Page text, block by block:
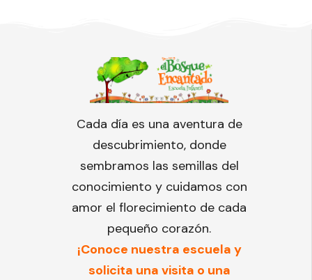
Cada día es una aventura de
descubrimiento, donde
sembramos las semillas del
conocimiento y cuidamos con
amor el florecimiento de cada
pequeño corazón.
¡Conoce nuestra escuela y
solicita una visita o una